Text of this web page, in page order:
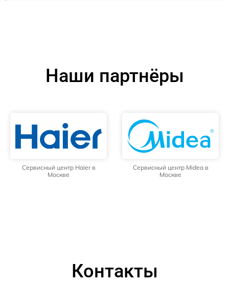
Наши партнёры
Сервисный центр Haier в
Москве
Сервисный центр Midea в
Москве
Контакты